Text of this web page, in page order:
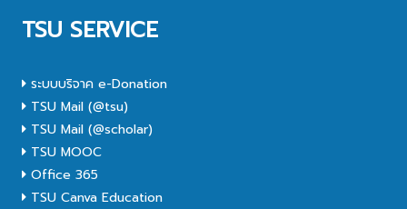
TSU SERVICE
ระบบบริจาค e-Donation
TSU Mail (@tsu)
TSU Mail (@scholar)
TSU MOOC
Office 365
TSU Canva Education